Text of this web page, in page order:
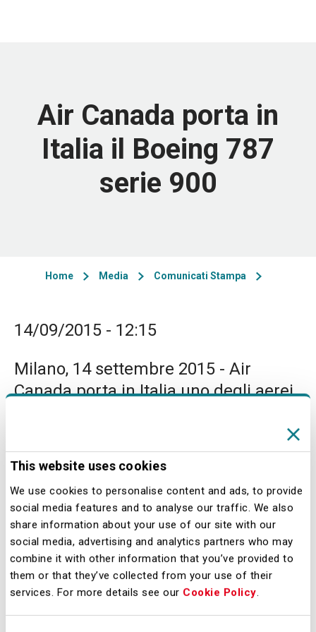
This website uses cookies
We use cookies to personalise content and ads, to provide
social media features and to analyse our traffic. We also
share information about your use of our site with our
social media, advertising and analytics partners who may
combine it with other information that you’ve provided to
them or that they’ve collected from your use of their
services. For more details see our Cookie Policy.
Air Canada porta in
Italia il Boeing 787
serie 900
Home Media Comunicati Stampa
14/09/2015 - 12:15
Milano, 14 settembre 2015 - Air
Canada porta in Italia uno degli aerei
serie 900. Il 15 settembre a Malpensa
verso il Canada del nuovo gioiello
tecnologico della Boeing, la storica
azienda americana primo produttore
mondiale di aerei civili. Il volo
collegherà Milano Malpensa con